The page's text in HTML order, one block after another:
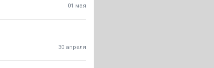
01 мая
30 апреля